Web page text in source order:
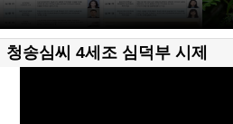
청송심씨 4세조 심덕부 시제